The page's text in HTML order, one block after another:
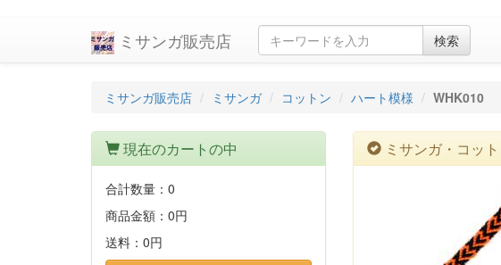
ミサンガ販売店 検索
ミサンガ販売店 ミサンガ コットン ハート模様 WHK010
ミサンガ・コッ
現在のカートの中
合計数量： 0
商品金額： 0円
送料： 0円